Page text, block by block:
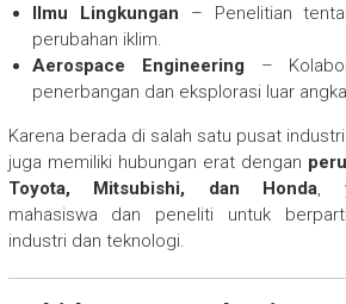
Ilmu Lingkungan – Penelitian
perubahan iklim.
Aerospace Engineering –
penerbangan dan eksplorasi luar
Karena berada di salah satu pusat
juga memiliki hubungan erat dengan
Toyota, Mitsubishi, dan Honda,
mahasiswa dan peneliti untuk
industri dan teknologi.